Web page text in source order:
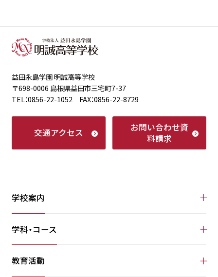
益田永島学園 明誠高等学校
〒698-0006 島根県益田市三宅町7-37
TEL：0856-22-1052 FAX：0856-22-8729
交通アクセス お問い合わせ資
料請求
学校案内
学科・コース
教育活動